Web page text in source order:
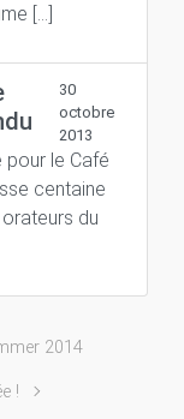
[…]
30
octobre
2013
le Café
centaine
du
2014
!